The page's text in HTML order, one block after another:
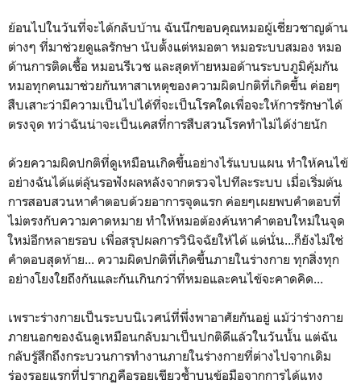
ย้อนไปในวันที่จะได้กลับบ้าน ฉันนึกขอบคุณหมอผู้เชี่ยวชาญด้าน
ต่างๆ ที่มาช่วยดูแลรักษา นับตั้งแต่หมอตา หมอระบบสมอง หมอ
ด้านการติดเชื้อ หมอนรีเวช และสุดท้ายหมอด้านระบบภูมิคุ้มกัน
หมอทุกคนมาช่วยกันหาสาเหตุของความผิดปกติที่เกิดขึ้น ค่อยๆ
สืบเสาะว่ามีความเป็นไปได้ที่จะเป็นโรคใดเพื่อจะให้การรักษาได้
ตรงจุด ทว่าฉันน่าจะเป็นเคสที่การสืบสวนโรคทำไม่ได้ง่ายนัก
ด้วยความผิดปกติที่ดูเหมือนเกิดขึ้นอย่างไร้แบบแผน ทำให้คนไข้
อย่างฉันได้แต่ลุ้นรอฟังผลหลังจากตรวจไปทีละระบบ เมื่อเริ่มต้น
การสอบสวนหาคำตอบด้วยอาการจุดแรก ค่อยๆเผยพบคำตอบที่
ไม่ตรงกับความคาดหมาย ทำให้หมอต้องค้นหาคำตอบใหม่ในจุด
ใหม่อีกหลายรอบ เพื่อสรุปผลการวินิจฉัยให้ได้ แต่นั่น...ก็ยังไม่ใช่
คำตอบสุดท้าย... ความผิดปกติที่เกิดขึ้นภายในร่างกาย ทุกสิ่งทุก
อย่างโยงใยถึงกันและกันเกินกว่าที่หมอและคนไข้จะคาดคิด...
เพราะร่างกายเป็นระบบนิเวศน์ที่พึ่งพาอาศัยกันอยู่ แม้ว่าร่างกาย
ภายนอกของฉันดูเหมือนกลับมาเป็นปกติดีแล้วในวันนั้น แต่ฉัน
กลับรู้สึกถึงกระบวนการทำงานภายในร่างกายที่ต่างไปจากเดิม
ร่องรอยแรกที่ปรากฏคือรอยเขียวช้ำบนข้อมือจากการได้แทง